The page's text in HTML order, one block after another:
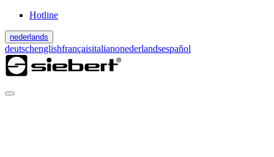
Hotline
nederlands
deutschenglishfrançaisitalianonederlandsespañol